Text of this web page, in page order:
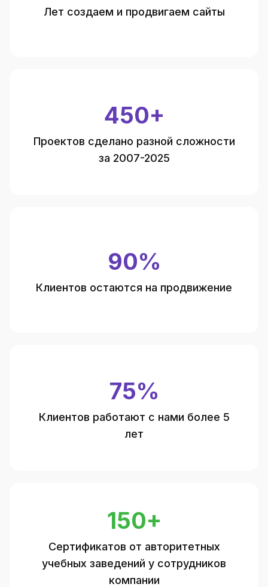
Лет создаем и продвигаем сайты
450+
Проектов сделано разной сложности
за 2007-2025
90%
Клиентов остаются на продвижение
75%
Клиентов работают с нами более 5
лет
150+
Сертификатов от авторитетных
учебных заведений у сотрудников
компании